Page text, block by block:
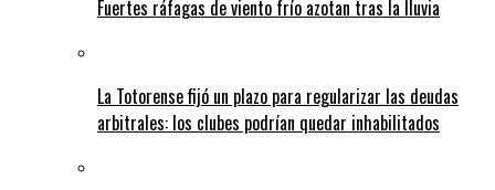
Fuertes ráfagas de viento frío azotan tras la lluvia
La Totorense fijó un plazo para regularizar las deudas
arbitrales: los clubes podrían quedar inhabilitados